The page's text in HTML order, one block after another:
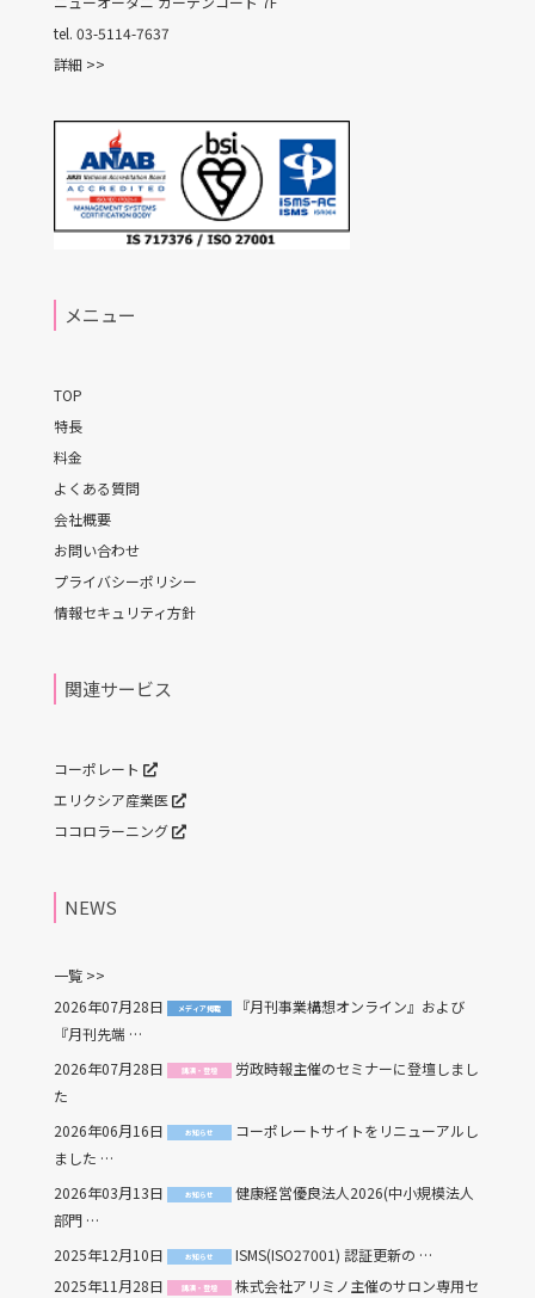
tel. 03-5114-7637
詳細 >>
メニュー
TOP
特長
料金
よくある質問
会社概要
お問い合わせ
プライバシーポリシー
情報セキュリティ方針
関連サービス
コーポレート
エリクシア産業医
ココロラーニング
NEWS
一覧 >>
2026年07月28日
メディア掲載 『月刊事業構想オンライン』および
『月刊先端 …
2026年07月28日 講演・登壇 労政時報主催のセミナーに登壇しまし
た
2026年06月16日 お知らせ コーポレートサイトをリニューアルし
ました …
2026年03月13日 お知らせ 健康経営優良法人2026(中小規模法人
部門 …
2025年12月10日 お知らせ
ISMS(ISO27001) 認証更新の …
2025年11月28日
講演・登壇 株式会社アリミノ主催のサロン専用セ